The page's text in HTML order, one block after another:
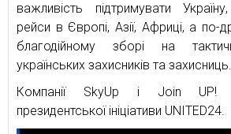
важливість підтримувати
рейси в Європі, Азії, Африці, а по-
благодійному зборі на
українських захисників та захисниць.
Компанії SkyUp і Join UP!
президентської ініціативи UNITED24.